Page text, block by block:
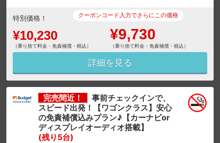
特別価格！
¥10,230
（乗り捨て料金・免責補償・税込）
クーポンコード入力でさらにこの価格
¥9,730
（乗り捨て料金・免責補償・税込）
詳細を見る
完売間近！
事前チェックインで、
スピード出発！【ワゴンクラス】安心
の免責補償込みプラン♪【カーナビor
ディスプレイオーディオ搭載】
(残り5台)